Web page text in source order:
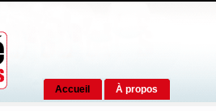
Accueil À propos